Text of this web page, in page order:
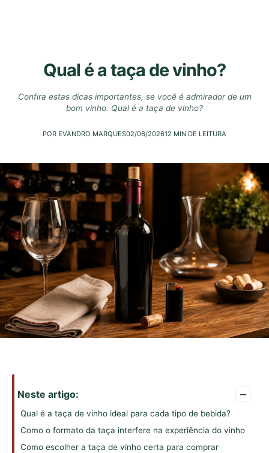
Qual é a taça de vinho?
Confira estas dicas importantes, se você é admirador de um
bom vinho. Qual é a taça de vinho?
POR EVANDRO MARQUES02/06/202612 MIN DE LEITURA
Neste artigo: –
Qual é a taça de vinho ideal para cada tipo de bebida?
Como o formato da taça interfere na experiência do vinho
Como escolher a taça de vinho certa para comprar